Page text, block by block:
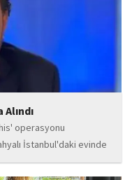
operasyonu
İstanbul'daki evinde